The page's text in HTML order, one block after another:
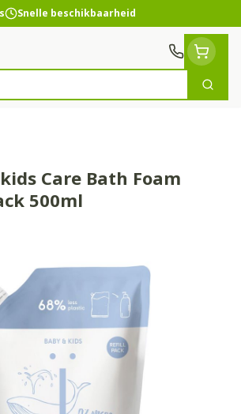
Snelle beschikbaarheid
Zoek
Care Bath Foam
500ml